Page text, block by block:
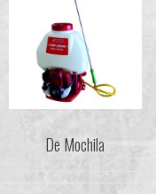
De Mochila